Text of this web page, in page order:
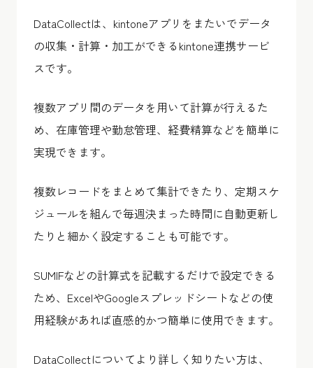
DataCollectは、kintoneアプリをまたいでデータ
の収集・計算・加工ができるkintone連携サービ
スです。
複数アプリ間のデータを用いて計算が行えるた
め、在庫管理や勤怠管理、経費精算などを簡単に
実現できます。
複数レコードをまとめて集計できたり、定期スケ
ジュールを組んで毎週決まった時間に自動更新し
たりと細かく設定することも可能です。
SUMIFなどの計算式を記載するだけで設定できる
ため、ExcelやGoogleスプレッドシートなどの使
用経験があれば直感的かつ簡単に使用できます。
DataCollectについてより詳しく知りたい方は、